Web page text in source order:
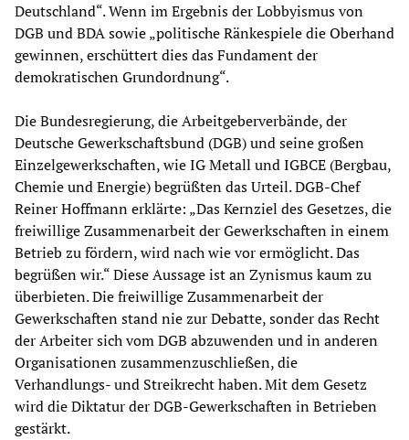
Deutschland“. Wenn im Ergebnis der Lobbyismus von
DGB und BDA sowie „politische Ränkespiele die Oberhand
gewinnen, erschüttert dies das Fundament der
demokratischen Grundordnung“.
Die Bundesregierung, die Arbeitgeberverbände, der
Deutsche Gewerkschaftsbund (DGB) und seine großen
Einzelgewerkschaften, wie IG Metall und IGBCE (Bergbau,
Chemie und Energie) begrüßten das Urteil. DGB-Chef
Reiner Hoffmann erklärte: „Das Kernziel des Gesetzes, die
freiwillige Zusammenarbeit der Gewerkschaften in einem
Betrieb zu fördern, wird nach wie vor ermöglicht. Das
begrüßen wir.“ Diese Aussage ist an Zynismus kaum zu
überbieten. Die freiwillige Zusammenarbeit der
Gewerkschaften stand nie zur Debatte, sonder das Recht
der Arbeiter sich vom DGB abzuwenden und in anderen
Organisationen zusammenzuschließen, die
Verhandlungs- und Streikrecht haben. Mit dem Gesetz
wird die Diktatur der DGB-Gewerkschaften in Betrieben
gestärkt.